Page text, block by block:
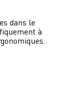
dans le
à